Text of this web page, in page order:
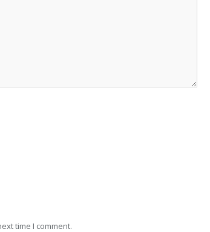
time I comment.